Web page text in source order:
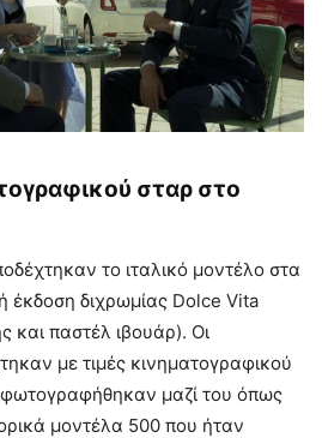
σταρ στο
το ιταλικό μοντέλο στα
έκδοση διχρωμίας Dolce Vita
και παστέλ ιβουάρ). Οι
με τιμές κινηματογραφικού
μαζί του όπως
μοντέλα 500 που ήταν